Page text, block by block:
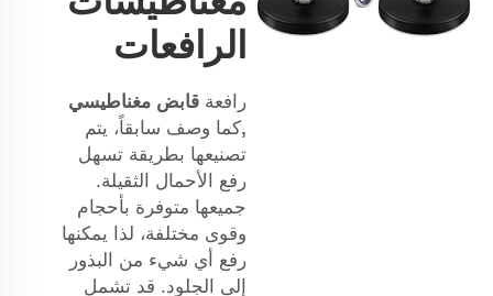
الرافعات
رافعة قابض مغناطيسي
,كما وصف سابقاً، يتم
تصنيعها بطريقة تسهل
رفع الأحمال الثقيلة.
جميعها متوفرة بأحجام
وقوى مختلفة، لذا يمكنها
رفع أي شيء من البذور
إلى الجلود. قد تشمل